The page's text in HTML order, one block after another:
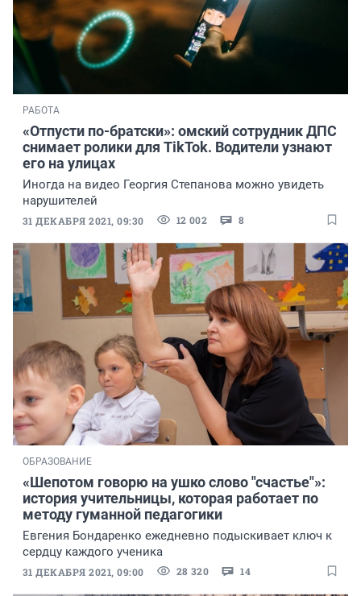
РАБОТА
«Отпусти по-братски»: омский сотрудник ДПС
снимает ролики для TikTok. Водители узнают
его на улицах
Иногда на видео Георгия Степанова можно увидеть
нарушителей
31 ДЕКАБРЯ 2021, 09:30 12 002 8
ОБРАЗОВАНИЕ
«Шепотом говорю на ушко слово "счастье"»:
история учительницы, которая работает по
методу гуманной педагогики
Евгения Бондаренко ежедневно подыскивает ключ к
сердцу каждого ученика
31 ДЕКАБРЯ 2021, 09:00 28 320 14